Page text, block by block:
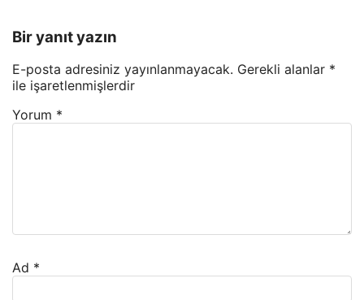
Bir yanıt yazın
E-posta adresiniz yayınlanmayacak. Gerekli alanlar *
ile işaretlenmişlerdir
Yorum *
Ad *